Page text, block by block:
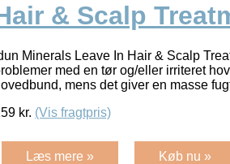
& Scalp
Minerals Leave In Hair & Scalp
med en tør og/eller irriteret
mens det giver en masse
kr. (Vis fragtpris)
Læs mere » Køb nu »